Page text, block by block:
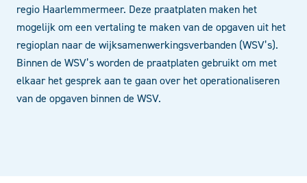
regio Haarlemmermeer. Deze praatplaten maken het
mogelijk om een vertaling te maken van de opgaven uit het
regioplan naar de wijksamenwerkingsverbanden (WSV’s).
Binnen de WSV’s worden de praatplaten gebruikt om met
elkaar het gesprek aan te gaan over het operationaliseren
van de opgaven binnen de WSV.